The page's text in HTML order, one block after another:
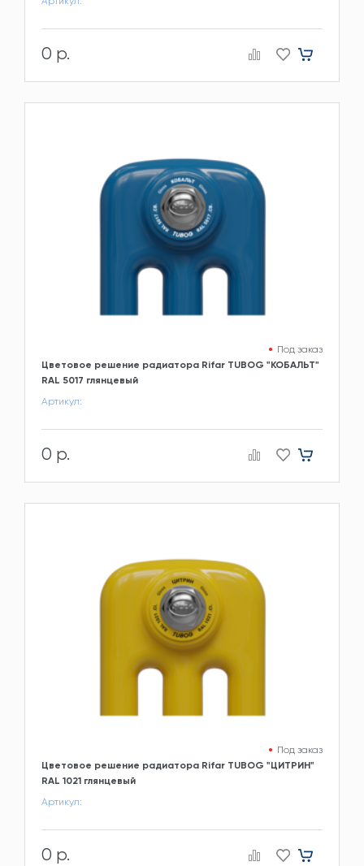
0 р.
Под заказ
Цветовое решение радиатора Rifar TUBOG "КОБАЛЬТ"
RAL 5017 глянцевый
Артикул:
0 р.
Под заказ
Цветовое решение радиатора Rifar TUBOG "ЦИТРИН"
RAL 1021 глянцевый
Артикул:
0 р.